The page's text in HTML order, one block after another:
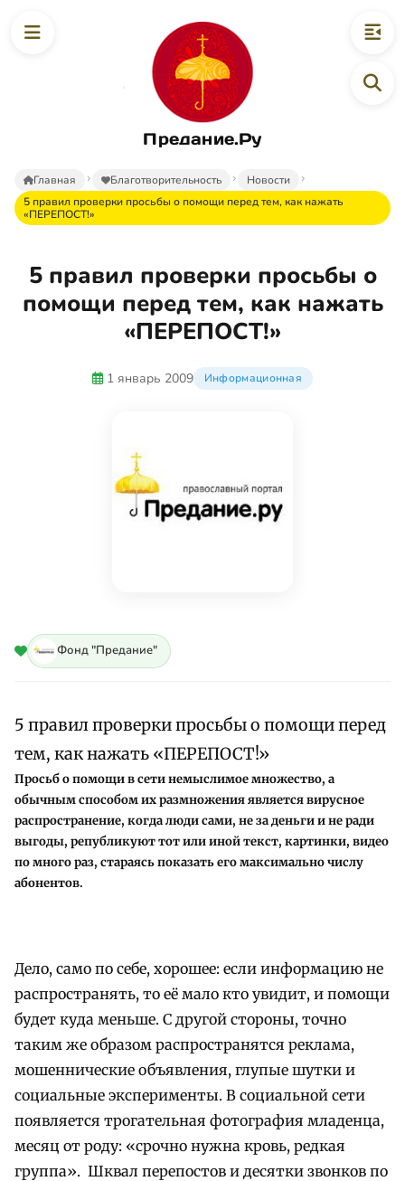
Предание.Ру
Главная Благотворительность
Новости
5 правил проверки просьбы о помощи перед тем, как нажать
«ПЕРЕПОСТ!»
5 правил проверки просьбы о
помощи перед тем, как нажать
«ПЕРЕПОСТ!»
1 январь 2009 Информационная
Фонд "Предание"
5 правил проверки просьбы о помощи перед
тем, как нажать «ПЕРЕПОСТ!»
Просьб о помощи в сети немыслимое множество, а
обычным способом их размножения является вирусное
распространение, когда люди сами, не за деньги и не ради
выгоды, републикуют тот или иной текст, картинки, видео
по много раз, стараясь показать его максимально числу
абонентов.
Дело, само по себе, хорошее: если информацию не
распространять, то её мало кто увидит, и помощи
будет куда меньше. С другой стороны, точно
таким же образом распространятся реклама,
мошеннические объявления, глупые шутки и
социальные эксперименты. В социальной сети
появляется трогательная фотография младенца,
месяц от роду: «срочно нужна кровь, редкая
группа». Шквал перепостов и десятки звонков по